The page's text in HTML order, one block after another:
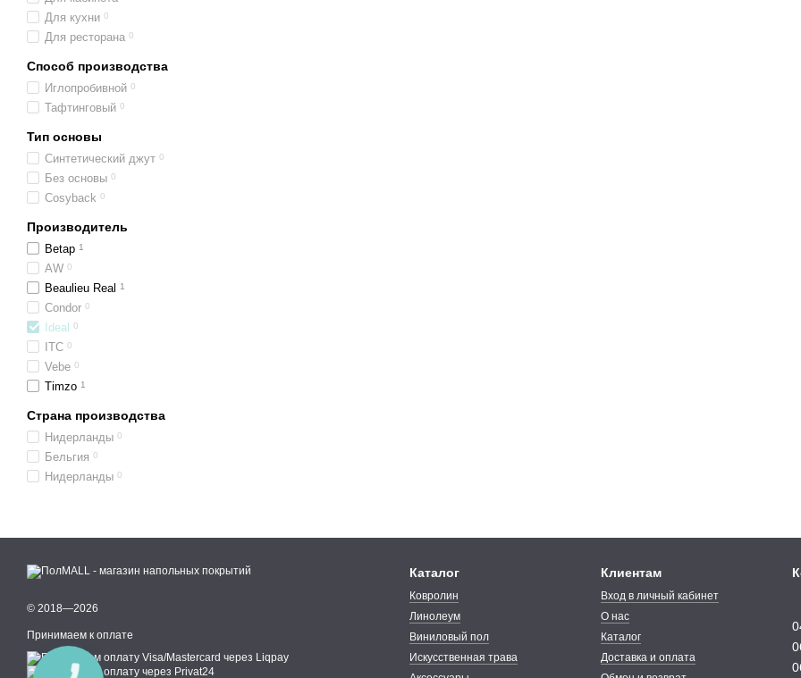
Для кухни 0
Для ресторана 0
Способ производства
Иглопробивной 0
Тафтинговый 0
Тип основы
Синтетический джут 0
Без основы 0
Cosyback 0
Производитель
Betap 1
AW 0
Beaulieu Real 1
Condor 0
Ideal 0
ITC 0
Vebe 0
Timzo 1
Страна производства
Нидерланды 0
Бельгия 0
Нидерланды 0
© 2018—2026
Принимаем к оплате
Каталог
Ковролин
Линолеум
Виниловый пол
Искусственная трава
Клиентам
Вход в личный кабинет
О нас
Каталог
Доставка и оплата